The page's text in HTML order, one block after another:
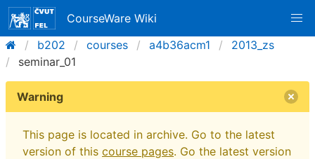
CourseWare Wiki
b202
courses a4b36acm1
2013_zs
seminar_01
Warning
This page is located in archive. Go to the latest
version of this course pages. Go the latest version